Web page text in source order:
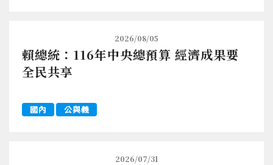
2026/08/05
賴總統：116年中央總預算 經濟成果要
全民共享
國內 公與義
2026/07/31